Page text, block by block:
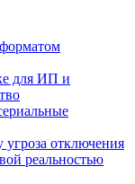
для ИП и
угроза отключения
реальностью